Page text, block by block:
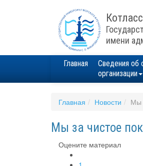
имени
Главная
Сведения об
организации
Главная Новости Мы
Мы за чистое
Оцените материал